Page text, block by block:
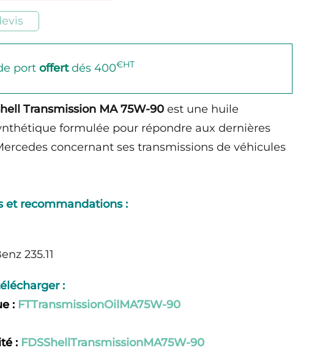
port offertdés 400€HT
Transmission MA 75W-90 est une huile
formulée pour répondre aux dernières
concernant ses transmissions de véhicules
et recommandations :
235.11
:
: FTTransmissionOilMA75W-90
: FDSShellTransmissionMA75W-90